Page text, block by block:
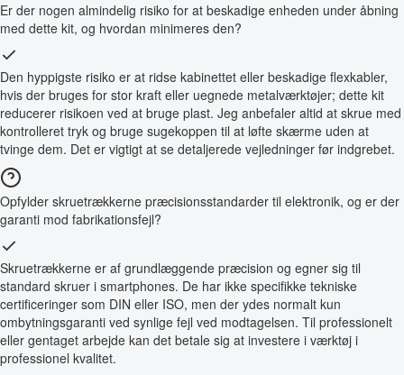
Er der nogen almindelig risiko for at beskadige enheden under åbning
med dette kit, og hvordan minimeres den?
Den hyppigste risiko er at ridse kabinettet eller beskadige flexkabler,
hvis der bruges for stor kraft eller uegnede metalværktøjer; dette kit
reducerer risikoen ved at bruge plast. Jeg anbefaler altid at skrue med
kontrolleret tryk og bruge sugekoppen til at løfte skærme uden at
tvinge dem. Det er vigtigt at se detaljerede vejledninger før indgrebet.
Opfylder skruetrækkerne præcisionsstandarder til elektronik, og er der
garanti mod fabrikationsfejl?
Skruetrækkerne er af grundlæggende præcision og egner sig til
standard skruer i smartphones. De har ikke specifikke tekniske
certificeringer som DIN eller ISO, men der ydes normalt kun
ombytningsgaranti ved synlige fejl ved modtagelsen. Til professionelt
eller gentaget arbejde kan det betale sig at investere i værktøj i
professionel kvalitet.